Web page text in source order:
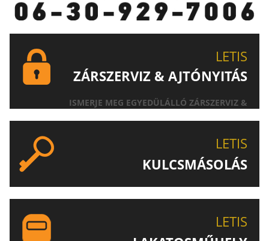
LETIS
ZÁRSZERVIZ & AJTÓNYITÁS
ISMERJE MEG EGYEDÜLÁLLÓ ZÁRSZERVIZ &
LETIS
KULCSMÁSOLÁS
LETIS